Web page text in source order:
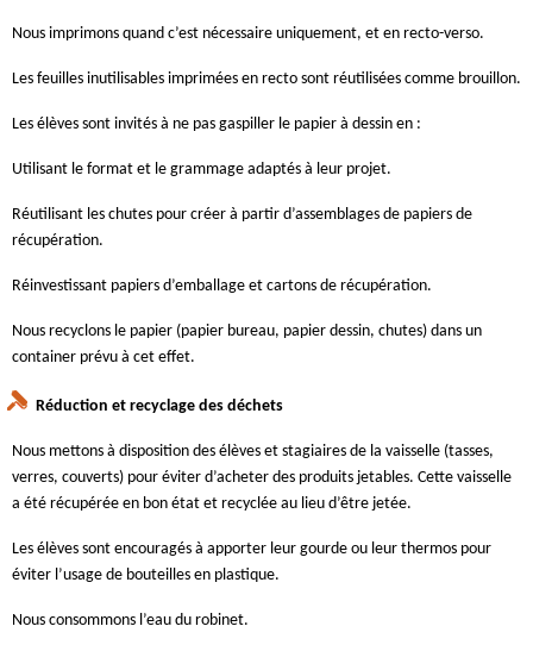
Nous imprimons quand c’est nécessaire uniquement, et en recto-verso.
Les feuilles inutilisables imprimées en recto sont réutilisées comme brouillon.
Les élèves sont invités à ne pas gaspiller le papier à dessin en :
Utilisant le format et le grammage adaptés à leur projet.
Réutilisant les chutes pour créer à partir d’assemblages de papiers de
récupération.
Réinvestissant papiers d’emballage et cartons de récupération.
Nous recyclons le papier (papier bureau, papier dessin, chutes) dans un
container prévu à cet effet.
Réduction et recyclage des déchets
Nous mettons à disposition des élèves et stagiaires de la vaisselle (tasses,
verres, couverts) pour éviter d’acheter des produits jetables. Cette vaisselle
a été récupérée en bon état et recyclée au lieu d’être jetée.
Les élèves sont encouragés à apporter leur gourde ou leur thermos pour
éviter l’usage de bouteilles en plastique.
Nous consommons l’eau du robinet.